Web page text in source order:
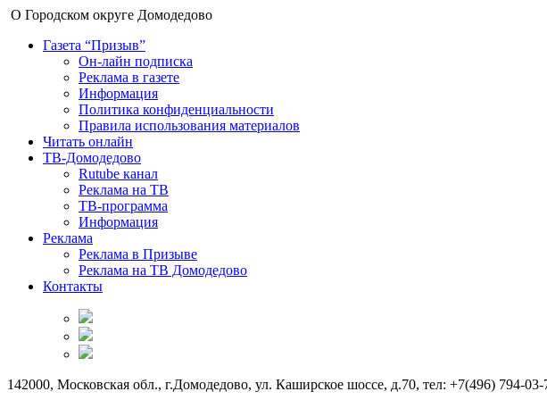
О Городском округе Домодедово
Газета “Призыв”
Он-лайн подписка
Реклама в газете
Информация
Политика конфиденциальности
Правила использования материалов
Читать онлайн
ТВ-Домодедово
Rutube канал
Реклама на ТВ
ТВ-программа
Информация
Реклама
Реклама в Призыве
Реклама на ТВ Домодедово
Контакты
142000, Московская обл., г.Домодедово, ул. Каширское шоссе, д.70, тел: +7(496) 794-03-